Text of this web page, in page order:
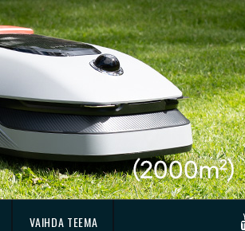
VAIHDA TEEMA